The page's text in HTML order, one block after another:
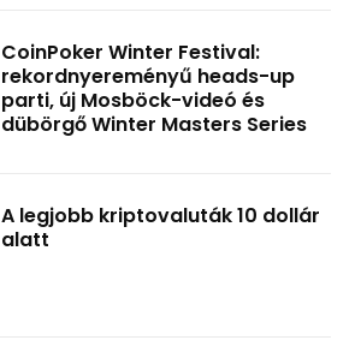
CoinPoker Winter Festival:
rekordnyereményű heads-up
parti, új Mosböck-videó és
dübörgő Winter Masters Series
A legjobb kriptovaluták 10 dollár
alatt